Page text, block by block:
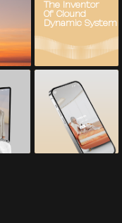
The Inventor
Of Clound
Dynamic System